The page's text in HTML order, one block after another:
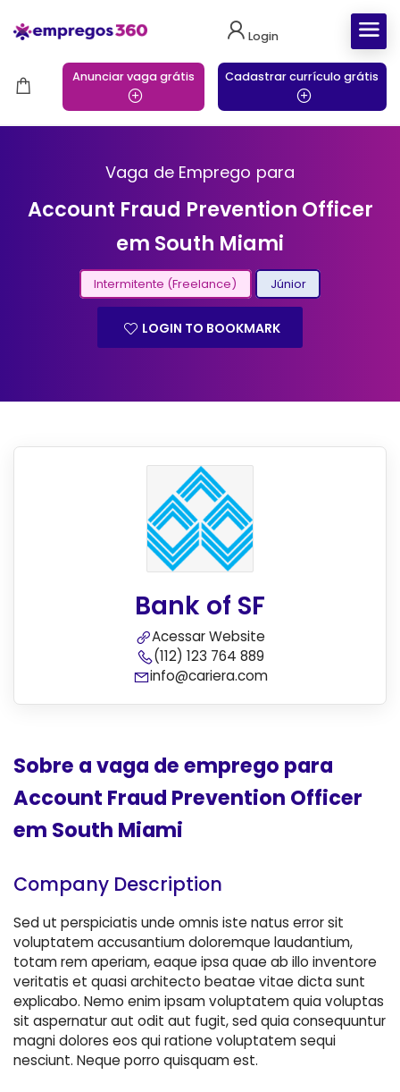
Login
Anunciar vaga grátis Cadastrar currículo grátis
Vaga de Emprego para
Account Fraud Prevention Officer
em South Miami
Intermitente (Freelance) Júnior
LOGIN TO BOOKMARK
Bank of SF
Acessar Website
(112) 123 764 889
info@cariera.com
Sobre a vaga de emprego para
Account Fraud Prevention Officer
em South Miami
Company Description
Sed ut perspiciatis unde omnis iste natus error sit
voluptatem accusantium doloremque laudantium,
totam rem aperiam, eaque ipsa quae ab illo inventore
veritatis et quasi architecto beatae vitae dicta sunt
explicabo. Nemo enim ipsam voluptatem quia voluptas
sit aspernatur aut odit aut fugit, sed quia consequuntur
magni dolores eos qui ratione voluptatem sequi
nesciunt. Neque porro quisquam est.